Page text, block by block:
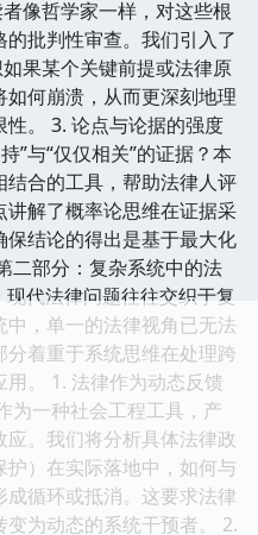
像哲学家一样，对这些根
批判性审查。我们引入了
果某个关键前提或法律原
何崩溃，从而更深刻地理
。 3. 论点与论据的强度
”与“仅仅相关”的证据？本
合的工具，帮助法律人评
解了概率论思维在证据采
结论的得出是基于最大化
二部分：复杂系统中的法
代法律问题往往交织于复
，单一的法律视角已无法
着重于系统思维在处理跨
。 1. 法律作为动态反馈
为一种社会工程工具，产
。我们将分析具体法律政
）在实际落地中，如何与
循环或抵消。这要求法律
为动态的系统干预者。 2.